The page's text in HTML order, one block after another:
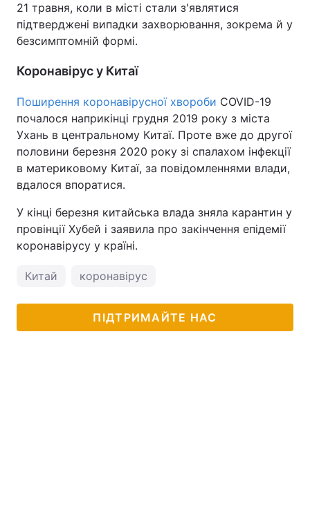
21 травня, коли в місті стали з'являтися
підтверджені випадки захворювання, зокрема й у
безсимптомній формі.
Коронавірус у Китаї
Поширення коронавірусної хвороби COVID-19
почалося наприкінці грудня 2019 року з міста
Ухань в центральному Китаї. Проте вже до другої
половини березня 2020 року зі спалахом інфекції
в материковому Китаї, за повідомленнями влади,
вдалося впоратися.
У кінці березня китайська влада зняла карантин у
провінції Хубей і заявила про закінчення епідемії
коронавірусу у країні.
Китай коронавірус
ПІДТРИМАЙТЕ НАС